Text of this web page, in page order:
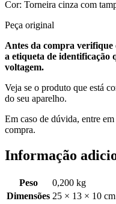
Cor: Torneira cinza com
Peça original
Antes da compra verifique
a etiqueta de identificação
voltagem.
Veja se o produto que está
do seu aparelho.
Em caso de dúvida, entre
compra.
Informação
Peso
0,200 kg
Dimensões 25 × 13 × 10 cm